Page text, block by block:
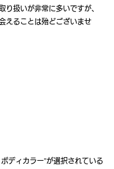
り扱いが非常に多いですが、
えることは殆どございませ
ディカラー”が選択されている